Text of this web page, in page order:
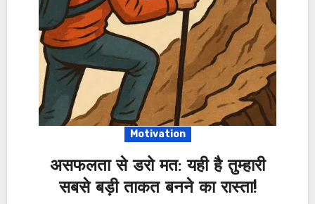
Motivation
असफलता से डरो मत: यही है तुम्हारी
सबसे बड़ी ताकत बनने का रास्ता!